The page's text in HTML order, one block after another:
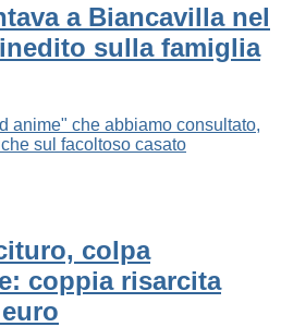
a Biancavilla nel
sulla famiglia
anime" che abbiamo consultato,
sul facoltoso casato
colpa
coppia risarcita